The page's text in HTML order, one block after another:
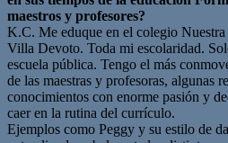
maestros y profesores?
K.C. Me eduque en el colegio
Villa Devoto. Toda mi escolaridad.
escuela pública. Tengo el más
de las maestras y profesoras, algunas
conocimientos con enorme pasión y
caer en la rutina del currículo.
Ejemplos como Peggy y su estilo de